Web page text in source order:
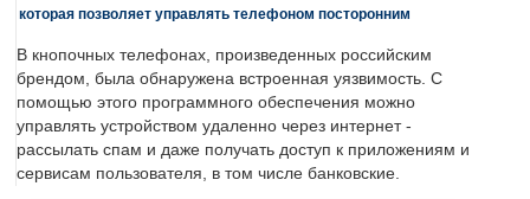
которая позволяет управлять телефоном посторонним
В кнопочных телефонах, произведенных российским
брендом, была обнаружена встроенная уязвимость. С
помощью этого программного обеспечения можно
управлять устройством удаленно через интернет -
рассылать спам и даже получать доступ к приложениям и
сервисам пользователя, в том числе банковские.